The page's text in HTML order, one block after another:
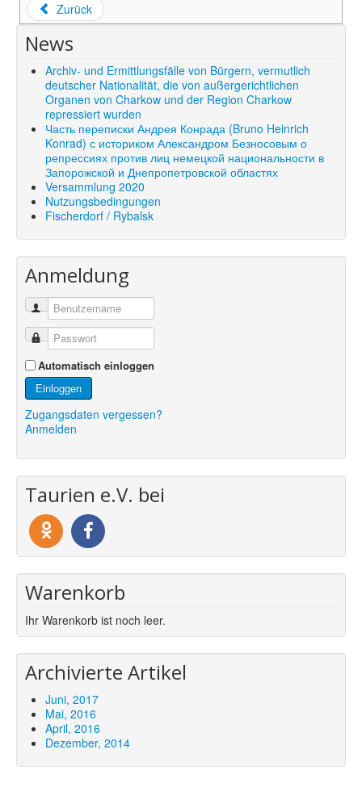
Zurück
News
Archiv- und Ermittlungsfälle von Bürgern, vermutlich
deutscher Nationalität, die von außergerichtlichen
Organen von Charkow und der Region Charkow
repressiert wurden
Часть переписки Андрея Конрада (Bruno Heinrich
Konrad) с историком Александром Безносовым о
репрессиях против лиц немецкой национальности в
Запорожской и Днепропетровской областях
Versammlung 2020
Nutzungsbedingungen
Fischerdorf / Rybalsk
Anmeldung
Automatisch einloggen
Einloggen
Zugangsdaten vergessen?
Anmelden
Taurien e.V. bei
Warenkorb
Ihr Warenkorb ist noch leer.
Archivierte Artikel
Juni, 2017
Mai, 2016
April, 2016
Dezember, 2014